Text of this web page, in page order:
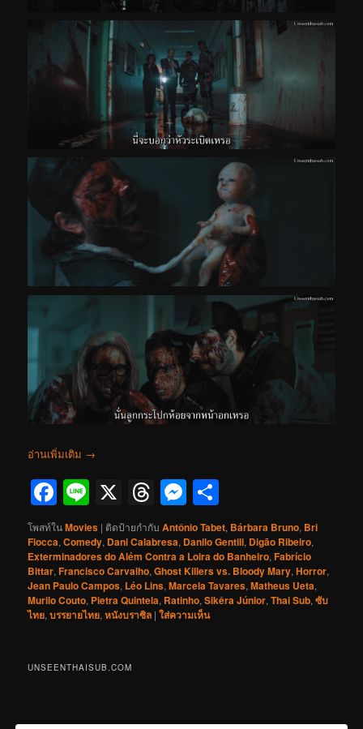
อ่านเพิ่มเติม →
Facebook
Line
X Threads
Messenger
โพสท์ในMovies | ติดป้ายกำกับ Antônio Tabet, Bárbara Bruno, Bri
Fiocca,Comedy, Dani Calabresa, Danilo Gentili, Digão Ribeiro,
Exterminadores do Além Contra a Loira do Banheiro,Fabrício
Bittar,Francisco Carvalho,Ghost Killers vs. Bloody Mary,Horror,
Jean Paulo Campos, Léo Lins,Marcela Tavares,Matheus Ueta,
Murilo Couto, Pietra Quintela, Ratinho,Sikêra Júnior,Thai Sub,ซับ
ไทย,บรรยายไทย,หนังบราซิล |ใส่ความเห็น
UNSEENTHAISUB.COM